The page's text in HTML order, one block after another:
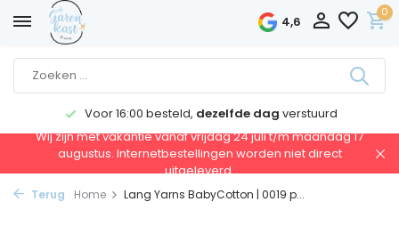
4,6
0
Voor 16:00 besteld, dezelfde dag verstuurd
Wij zijn met vakantie vanaf vrijdag 24 juli t/m maandag 17
augustus. Internetbestellingen worden niet direct
uitgeleverd.
Terug Home Lang Yarns BabyCotton | 0019 p...